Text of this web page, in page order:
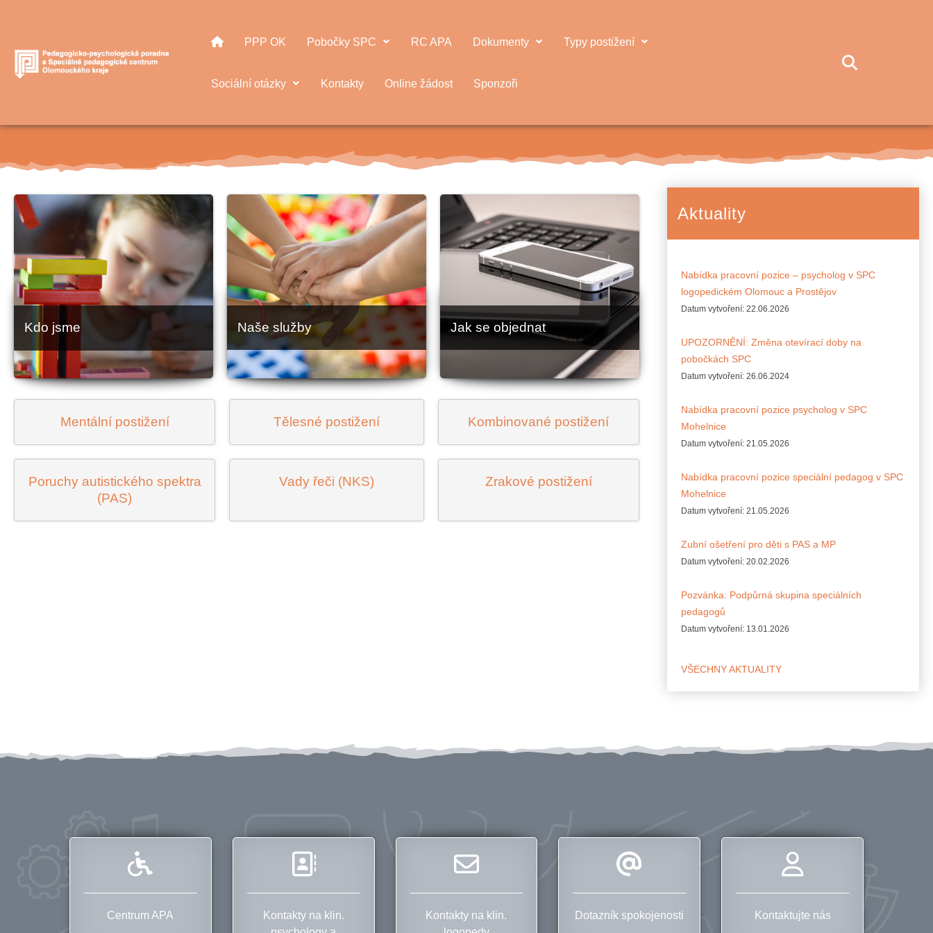
PPP OK Pobočky SPC RC APA Dokumenty Typy postižení
Sociální otázky Kontakty Online žádost Sponzoři
Kdo jsme Naše služby Jak se objednat
Mentální postižení Tělesné postižení Kombinované postižení
Poruchy autistického spektra
(PAS)
Vady řeči (NKS) Zrakové postižení
Aktuality
Nabídka pracovní pozice – psycholog v SPC
logopedickém Olomouc a Prostějov
Datum vytvoření: 22.06.2026
UPOZORNĚNÍ: Změna otevírací doby na
pobočkách SPC
Datum vytvoření: 26.06.2024
Nabídka pracovní pozice psycholog v SPC
Mohelnice
Datum vytvoření: 21.05.2026
Nabídka pracovní pozice speciální pedagog v SPC
Mohelnice
Datum vytvoření: 21.05.2026
Zubní ošetření pro děti s PAS a MP
Datum vytvoření: 20.02.2026
Pozvánka: Podpůrná skupina speciálních
pedagogů
Datum vytvoření: 13.01.2026
VŠECHNY AKTUALITY
Centrum APA
Kontakty na klin.
Kontakty na klin.
Dotazník spokojenosti Kontaktujte nás